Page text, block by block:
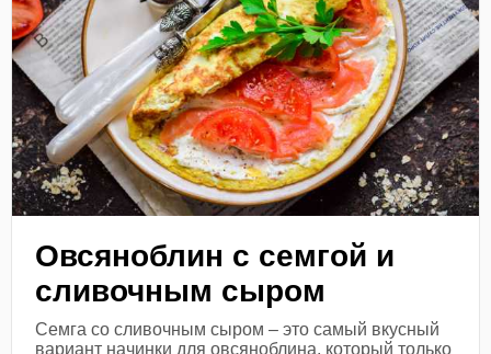
Овсяноблин с семгой и
сливочным сыром
Семга со сливочным сыром – это самый вкусный
вариант начинки для овсяноблина, который только